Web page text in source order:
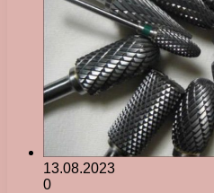
13.08.2023
0